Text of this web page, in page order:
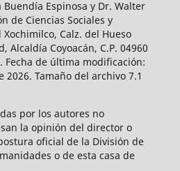
Espinosa y Dr. Walter
de Ciencias Sociales y
Calz. del Hueso
Alcaldía Coyoacán, C.P. 04960
Fecha de última modificación:
2026. Tamaño del archivo 7.1
por los autores no
la opinión del director o
oficial de la División de
o de esta casa de